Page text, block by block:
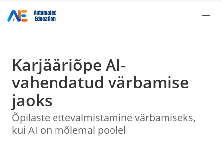
Karjääriõpe AI-
vahendatud värbamise
jaoks
Õpilaste ettevalmistamine värbamiseks,
kui AI on mõlemal poolel